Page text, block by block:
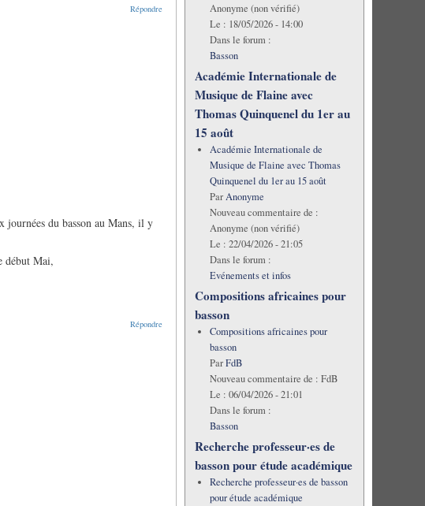
Répondre
journées du basson au Mans, il y
début Mai,
Répondre
Anonyme (non vérifié)
Le : 18/05/2026 - 14:00
Dans le forum :
Basson
Académie Internationale de
Musique de Flaine avec
Thomas Quinquenel du 1er au
15 août
Académie Internationale de
Musique de Flaine avec Thomas
Quinquenel du 1er au 15 août
ParAnonyme
Nouveau commentaire de :
Anonyme (non vérifié)
Le : 22/04/2026 - 21:05
Dans le forum :
Evénements et infos
Compositions africaines pour
basson
Compositions africaines pour
basson
ParFdB
Nouveau commentaire de : FdB
Le : 06/04/2026 - 21:01
Dans le forum :
Basson
Recherche professeur·es de
basson pour étude académique
Recherche professeur·es de basson
pour étude académique